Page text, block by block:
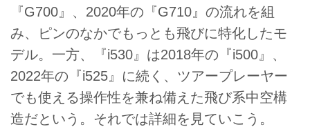
『G700』、2020年の『G710』の流れを組
み、ピンのなかでもっとも飛びに特化したモ
デル。一方、『i530』は2018年の『i500』、
2022年の『i525』に続く、ツアープレーヤー
でも使える操作性を兼ね備えた飛び系中空構
造だという。それでは詳細を見ていこう。